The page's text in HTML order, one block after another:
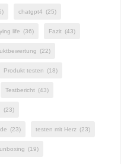
chatgpt4 (25)
life (36) Fazit (43)
(22)
Produkt testen (18)
Testbericht (43)
(23)
(23) testen mit Herz (23)
unboxing (19)